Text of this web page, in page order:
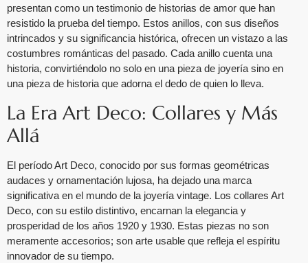
presentan como un testimonio de historias de amor que han
resistido la prueba del tiempo. Estos anillos, con sus diseños
intrincados y su significancia histórica, ofrecen un vistazo a las
costumbres románticas del pasado. Cada anillo cuenta una
historia, convirtiéndolo no solo en una pieza de joyería sino en
una pieza de historia que adorna el dedo de quien lo lleva.
La Era Art Deco: Collares y Más
Allá
El período Art Deco, conocido por sus formas geométricas
audaces y ornamentación lujosa, ha dejado una marca
significativa en el mundo de la joyería vintage. Los collares Art
Deco, con su estilo distintivo, encarnan la elegancia y
prosperidad de los años 1920 y 1930. Estas piezas no son
meramente accesorios; son arte usable que refleja el espíritu
innovador de su tiempo.